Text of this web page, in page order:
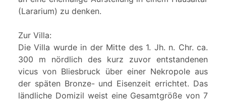
(Lararium) zu denken.
Zur Villa:
Die Villa wurde in der Mitte des 1. Jh. n. Chr. ca.
300 m nördlich des kurz zuvor entstandenen
vicus von Bliesbruck über einer Nekropole aus
der späten Bronze- und Eisenzeit errichtet. Das
ländliche Domizil weist eine Gesamtgröße von 7